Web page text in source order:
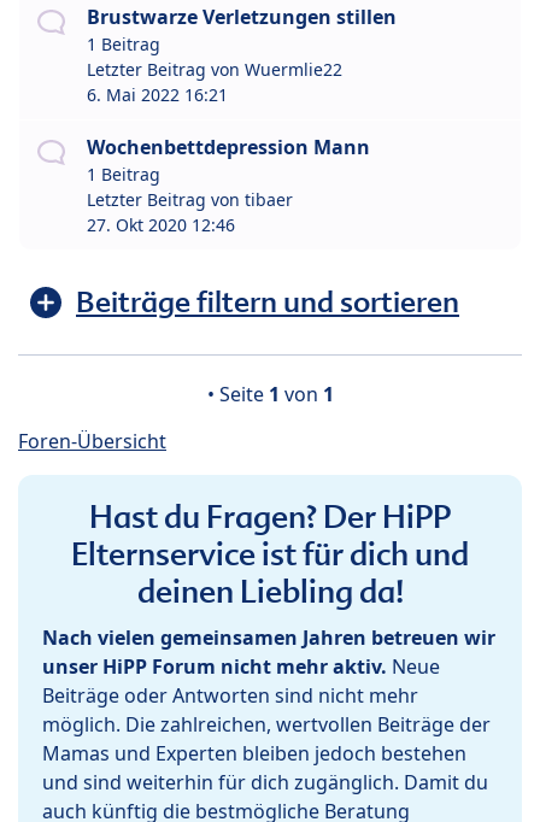
Brustwarze Verletzungen stillen
1 Beitrag
Letzter Beitrag von Wuermlie22
6. Mai 2022 16:21
Wochenbettdepression Mann
1 Beitrag
Letzter Beitrag von tibaer
27. Okt 2020 12:46
Beiträge filtern und sortieren
• Seite 1 von 1
Foren-Übersicht
Hast du Fragen? Der HiPP
Elternservice ist für dich und
deinen Liebling da!
Nach vielen gemeinsamen Jahren betreuen wir
unser HiPP Forum nicht mehr aktiv. Neue
Beiträge oder Antworten sind nicht mehr
möglich. Die zahlreichen, wertvollen Beiträge der
Mamas und Experten bleiben jedoch bestehen
und sind weiterhin für dich zugänglich. Damit du
auch künftig die bestmögliche Beratung